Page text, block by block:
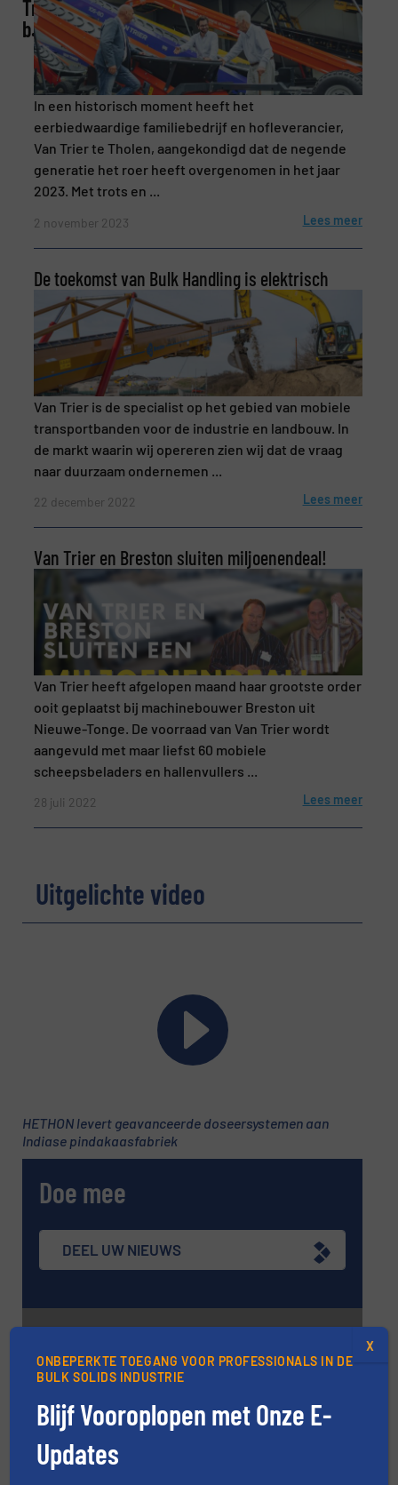
Telefoonnummer
Onderwerp (Vereist)
Ja, schrijf mij in voor de BulkTech
nieuwsbrieven.
CAPTCHA
VERSTUREN
Trier
b.v
In een historisch moment heeft het
eerbiedwaardige familiebedrijf en hofleverancier,
Van Trier te Tholen, aangekondigd dat de negende
generatie het roer heeft overgenomen in het jaar
2023. Met trots en ...
2 november 2023 Lees meer
De toekomst van Bulk Handling is elektrisch
Van Trier is de specialist op het gebied van mobiele
transportbanden voor de industrie en landbouw. In
de markt waarin wij opereren zien wij dat de vraag
naar duurzaam ondernemen ...
22 december 2022 Lees meer
Van Trier en Breston sluiten miljoenendeal!
Van Trier heeft afgelopen maand haar grootste order
ooit geplaatst bij machinebouwer Breston uit
Nieuwe-Tonge. De voorraad van Van Trier wordt
aangevuld met maar liefst 60 mobiele
scheepsbeladers en hallenvullers ...
28 juli 2022 Lees meer
Uitgelichte video
HETHON levert geavanceerde doseersystemen aan
Indiase pindakaasfabriek
Doe mee
DEEL UW NIEUWS
Kunststoffenbeurs 2026
16 sep, 2026
’s-Hertogenbosch
ONBEPERKTE TOEGANG VOOR PROFESSIONALS IN DE
BULK SOLIDS INDUSTRIE
Blijf Vooroplopen met Onze E-
Updates
X